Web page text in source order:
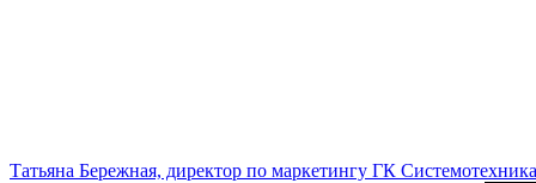
Татьяна Бережная, директор по маркетингу ГК Системотехника